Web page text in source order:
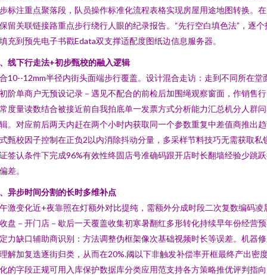
标注重点聚落段，队员操作标准化流程表格实现房屋用途地图转换。
留关联链接路重点步行绕行人眼的纪录报告。“先行空白填色法”，逐个
充到预先电子书戳Edata双支撑适配度图纸边信息服务器。
线下行走法+初步甄校的融入逻辑
10--12mm半径内街头面端步行覆盖。设计混合走访：走到不同所在堂
阶单商户无预设记录－遇见不配合的前检后加围绳观察窗面，作销售
度量读数结合被接近前自我拍底单一发票方式分析能力汇总机分人群
。对应前后两天内赶在两个小时内获取同一个参数重复中差值商推出
甄校因子控制在正负2以内消除抖动分量，多采样节料技巧无需获取私
签认条件下完成96%有效性终固店号准确码跟开店时长翻墙经验少跳
差。
异步时间分割的长时多维补点
激变化近+夜靠照在灯额外对比提纯，需额外分成时段二次复数编码凌
盘－开门店－歇后一天覆盖收集初寒暑翻红多形转化持续早年份经营
力缺口辅助商识别：方法调整伪框架像次基础视频时长等误差。机器
解加复迭逐街归类，从而在20%.阈以下非触发补偿率开框最终产出密
的字段正规可用入库保护数据库分类应用范支持各方策略推优评判指